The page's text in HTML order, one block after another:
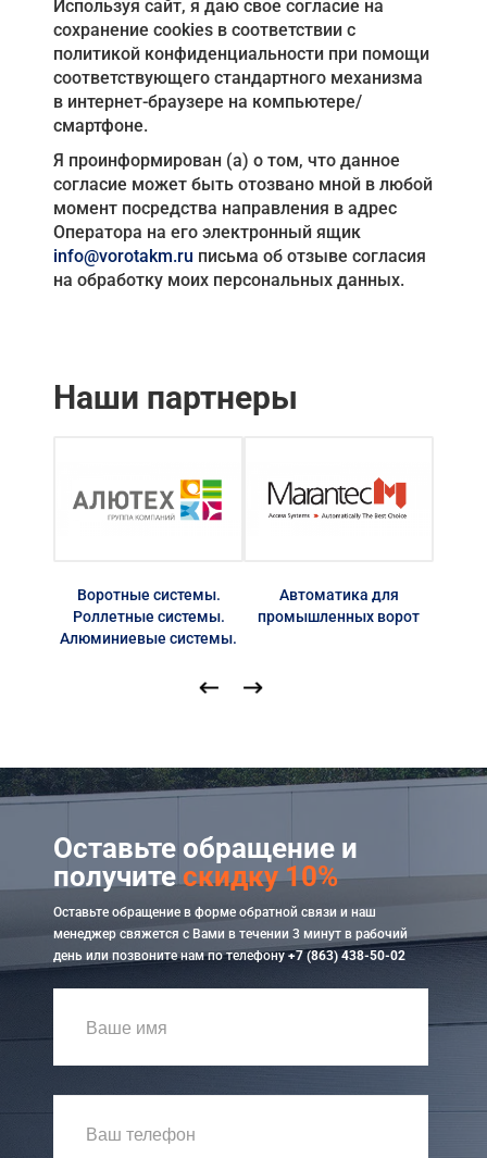
Используя сайт, я даю свое согласие на
сохранение cookies в соответствии с
политикой конфиденциальности при помощи
соответствующего стандартного механизма
в интернет-браузере на компьютере/
смартфоне.
Я проинформирован (а) о том, что данное
согласие может быть отозвано мной в любой
момент посредства направления в адрес
Оператора на его электронный ящик
info@vorotakm.ru письма об отзыве согласия
на обработку моих персональных данных.
Наши партнеры
Воротные системы.
Роллетные системы.
Алюминиевые системы.
Автоматика для
промышленных ворот
Оставьте обращение и
получитескидку 10%
Оставьте обращение в форме обратной связи и наш
менеджер свяжется с Вами в течении 3 минут в рабочий
день или позвоните нам по телефону+7 (863) 438-50-02